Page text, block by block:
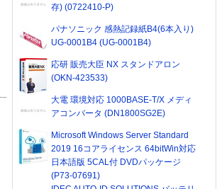
存) (0722410-P)
パナソニック 感熱記録紙B4(6本入り)
UG-0001B4 (UG-0001B4)
応研 販売大臣 NX スタンドアロン
(OKN-423533)
大電 環境対応 1000BASE-T/X メディ
アコンバータ (DN1800SG2E)
Microsoft Windows Server Standard
2019 16コアライセンス 64bitWin対応
日本語版 5CAL付 DVDパッケージ
(P73-07691)